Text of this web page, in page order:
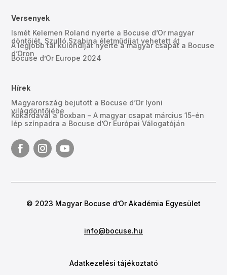
Versenyek
Ismét Kelemen Roland nyerte a Bocuse d’Or magyar
döntőjét, Szulló Szabina életműdíjat vehetett át
A legjobb tál különdíját nyerte a magyar csapat a Bocuse
d’Oron
Bocuse d’Or Europe 2024
Hírek
Magyarország bejutott a Bocuse d’Or lyoni
világdöntőjébe
Kokárdával a boxban – A magyar csapat március 15-én
lép színpadra a Bocuse d’Or Európai Válogatóján
© 2023 Magyar Bocuse d’Or Akadémia Egyesület
info@bocuse.hu
Adatkezelési tájékoztató